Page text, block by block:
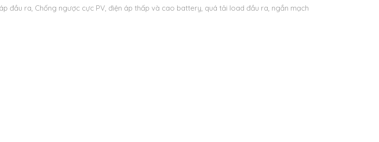
đầu ra, Chống ngược cực PV, điện áp thấp và cao battery, quá tải load đầu ra, ngắn mạch